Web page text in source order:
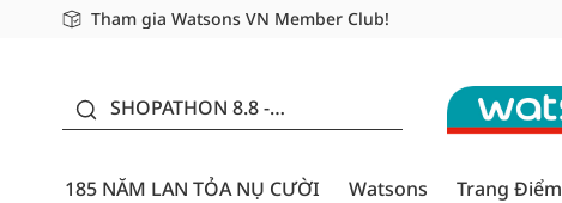
Tham gia Watsons VN Member Club!
Miễn phí giao hàng cho đơn hàng từ 249,000Đ
Giao hàng nhanh 24h - Áp dụng khu vực TP. Hồ Chí Minh
SHOPATHON 8.8 -
CƯỜI - GIẢM ĐẾN
50%
185 NĂM LAN TỎA NỤ CƯỜI
Watsons Trang Điểm